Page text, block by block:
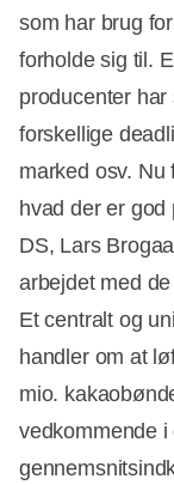
som har brug
forholde sig til.
producenter
forskellige
marked osv.
hvad der er god
DS, Lars
arbejdet med
Et centralt og
handler om at
mio.
vedkommende